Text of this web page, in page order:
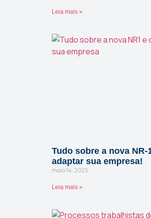
Leia mais »
Tudo sobre a nova NR-
adaptar sua empresa!
maio 14, 2025
Leia mais »